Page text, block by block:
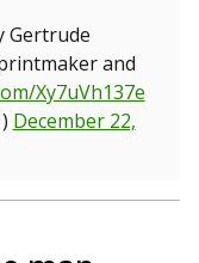
Gertrude
and
Xy7uVh137e
December 22,